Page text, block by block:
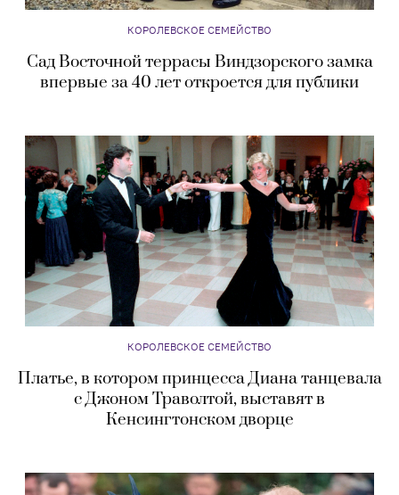
КОРОЛЕВСКОЕ СЕМЕЙСТВО
Сад Восточной террасы Виндзорского замка
впервые за 40 лет откроется для публики
КОРОЛЕВСКОЕ СЕМЕЙСТВО
Платье, в котором принцесса Диана танцевала
с Джоном Траволтой, выставят в
Кенсингтонском дворце